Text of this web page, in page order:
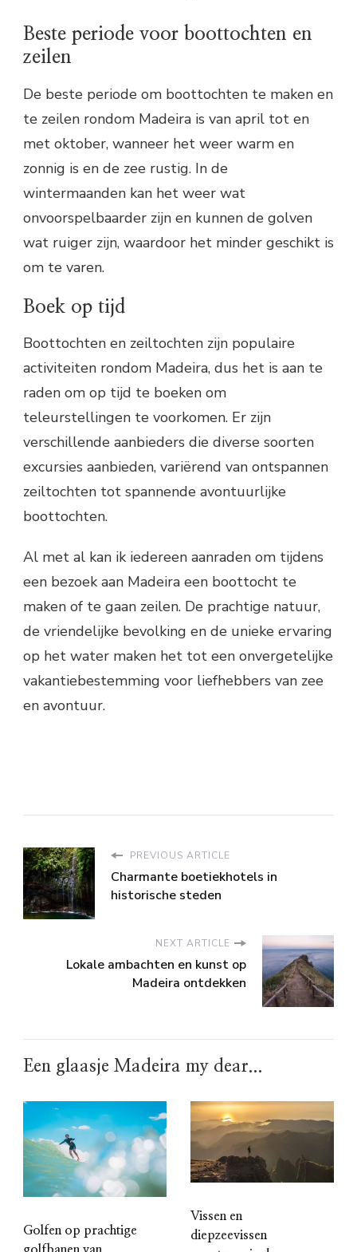
Beste periode voor boottochten en
zeilen
De beste periode om boottochten te maken en
te zeilen rondom Madeira is van april tot en
met oktober, wanneer het weer warm en
zonnig is en de zee rustig. In de
wintermaanden kan het weer wat
onvoorspelbaarder zijn en kunnen de golven
wat ruiger zijn, waardoor het minder geschikt is
om te varen.
Boek op tijd
Boottochten en zeiltochten zijn populaire
activiteiten rondom Madeira, dus het is aan te
raden om op tijd te boeken om
teleurstellingen te voorkomen. Er zijn
verschillende aanbieders die diverse soorten
excursies aanbieden, variërend van ontspannen
zeiltochten tot spannende avontuurlijke
boottochten.
Al met al kan ik iedereen aanraden om tijdens
een bezoek aan Madeira een boottocht te
maken of te gaan zeilen. De prachtige natuur,
de vriendelijke bevolking en de unieke ervaring
op het water maken het tot een onvergetelijke
vakantiebestemming voor liefhebbers van zee
en avontuur.
PREVIOUS ARTICLE
Charmante boetiekhotels in
historische steden
NEXT ARTICLE
Lokale ambachten en kunst op
Madeira ontdekken
Een glaasje Madeira my dear...
Golfen op prachtige
Vissen en
diepzeevissen